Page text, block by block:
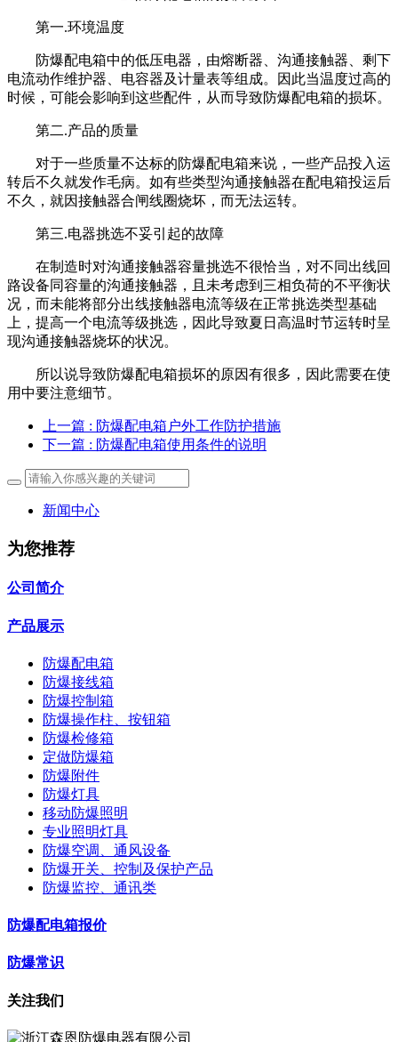
第一.环境温度
防爆配电箱中的低压电器，由熔断器、沟通接触器、剩下
电流动作维护器、电容器及计量表等组成。因此当温度过高的
时候，可能会影响到这些配件，从而导致防爆配电箱的损坏。
第二.产品的质量
对于一些质量不达标的防爆配电箱来说，一些产品投入运
转后不久就发作毛病。如有些类型沟通接触器在配电箱投运后
不久，就因接触器合闸线圈烧坏，而无法运转。
第三.电器挑选不妥引起的故障
在制造时对沟通接触器容量挑选不很恰当，对不同出线回
路设备同容量的沟通接触器，且未考虑到三相负荷的不平衡状
况，而未能将部分出线接触器电流等级在正常挑选类型基础
上，提高一个电流等级挑选，因此导致夏日高温时节运转时呈
现沟通接触器烧坏的状况。
所以说导致防爆配电箱损坏的原因有很多，因此需要在使
用中要注意细节。
上一篇 : 防爆配电箱户外工作防护措施
下一篇 : 防爆配电箱使用条件的说明
新闻中心
为您推荐
公司简介
产品展示
防爆配电箱
防爆接线箱
防爆控制箱
防爆操作柱、按钮箱
防爆检修箱
定做防爆箱
防爆附件
防爆灯具
移动防爆照明
专业照明灯具
防爆空调、通风设备
防爆开关、控制及保护产品
防爆监控、通讯类
防爆配电箱报价
防爆常识
关注我们